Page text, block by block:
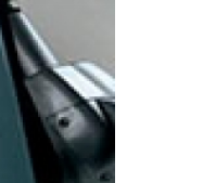
de Empilhadeira
de Empilhadeira Elétrica
de Empilhadeira
Elétrica Skam
Conserto de Empilhadeira